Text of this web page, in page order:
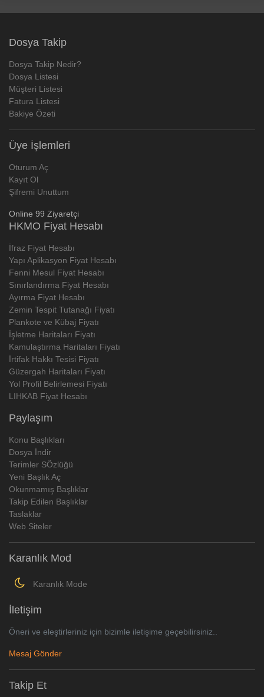
Dosya Takip
Dosya Takip Nedir?
Dosya Listesi
Müşteri Listesi
Fatura Listesi
Bakiye Özeti
Üye İşlemleri
Oturum Aç
Kayıt Ol
Şifremi Unuttum
Online 99 Ziyaretçi
HKMO Fiyat Hesabı
İfraz Fiyat Hesabı
Yapı Aplikasyon Fiyat Hesabı
Fenni Mesul Fiyat Hesabı
Sınırlandırma Fiyat Hesabı
Ayırma Fiyat Hesabı
Zemin Tespit Tutanağı Fiyatı
Plankote ve Kübaj Fiyatı
İşletme Haritaları Fiyatı
Kamulaştırma Haritaları Fiyatı
İrtifak Hakkı Tesisi Fiyatı
Güzergah Haritaları Fiyatı
Yol Profil Belirlemesi Fiyatı
LIHKAB Fiyat Hesabı
Paylaşım
Konu Başlıkları
Dosya İndir
Terimler SÖzlüğü
Yeni Başlık Aç
Okunmamış Başlıklar
Takip Edilen Başlıklar
Taslaklar
Web Siteler
Karanlık Mod
Karanlık Mode
İletişim
Öneri ve eleştirleriniz için bizimle iletişime geçebilirsiniz..
Mesaj Gönder
Takip Et